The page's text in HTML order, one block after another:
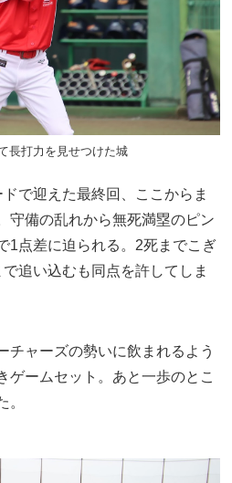
長打力を見せつけた城
で迎えた最終回、ここからま
守備の乱れから無死満塁のピン
1点差に迫られる。2死までこぎ
追い込むも同点を許してしま
チャーズの勢いに飲まれるよう
ゲームセット。あと一歩のとこ
。